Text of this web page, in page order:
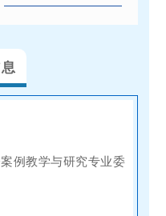
例教学与研究专业委